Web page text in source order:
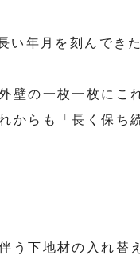
い年月を刻んでき
壁の一枚一枚にこ
からも「長く保ち
う下地材の入れ替